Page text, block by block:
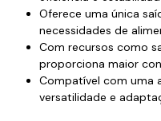
Oferece uma única
necessidades de
Com recursos como
proporciona maior
Compatível com uma
versatilidade e